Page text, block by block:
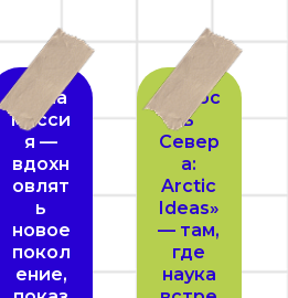
Наша
мисси
я —
вдохн
овлят
ь
новое
покол
ение,
«Юнос
ть
Север
а:
Arctic
Ideas»
— там,
где
наука